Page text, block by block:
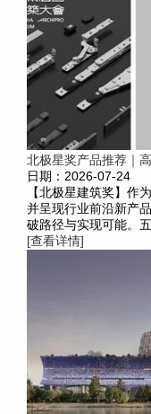
北极星奖产品推荐｜
日期：2026-07-24
【北极星建筑奖】作
并呈现行业前沿新产
破路径与实现可能。
[查看详情]